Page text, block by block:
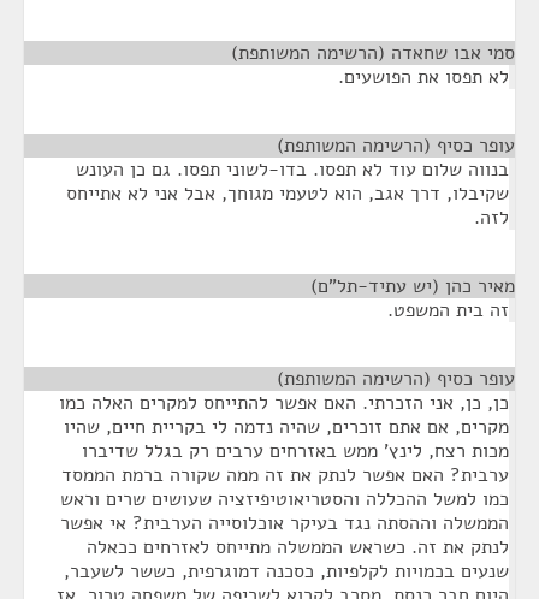
סמי אבו שחאדה (הרשימה המשותפת)
לא תפסו את הפושעים.
עופר כסיף (הרשימה המשותפת)
בנווה שלום עוד לא תפסו. בדו-לשוני תפסו. גם כן העונש
שקיבלו, דרך אגב, הוא לטעמי מגוחך, אבל אני לא אתייחס
לזה.
מאיר כהן (יש עתיד-תל"ם)
זה בית המשפט.
עופר כסיף (הרשימה המשותפת)
כן, כן, אני הזכרתי. האם אפשר להתייחס למקרים האלה כמו
מקרים, אם אתם זוכרים, שהיה נדמה לי בקריית חיים, שהיו
מכות רצח, לינץ' ממש באזרחים ערבים רק בגלל שדיברו
ערבית? האם אפשר לנתק את זה ממה שקורה ברמת הממסד
כמו למשל ההכללה והסטריאוטיפיזציה שעושים שרים וראש
הממשלה וההסתה נגד בעיקר אוכלוסייה הערבית? אי אפשר
לנתק את זה. כשראש הממשלה מתייחס לאזרחים ככאלה
שנעים בכמויות לקלפיות, כסכנה דמוגרפית, כששר לשעבר,